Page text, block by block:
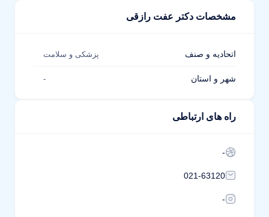
مشخصات دکتر عفت رازقی
اتحادیه و صنف پزشکی و سلامت
شهر و استان -
راه های ارتباطی
-
021-63120
-